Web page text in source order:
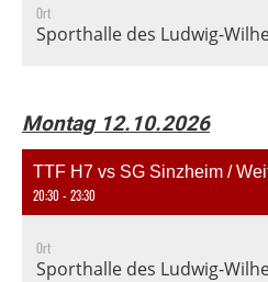
Ort
Sporthalle des Ludwig-
Montag 12.10.2026
TTF H7 vs SG Sinzheim /
20:30 - 23:30
Ort
Sporthalle des Ludwig-